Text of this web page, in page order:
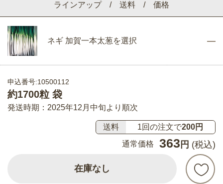
ラインアップ / 送料 / 価格
ネギ 加賀一本太葱を選択
申込番号:10500112
約1700粒 袋
発送時期：2025年12月中旬より順次
送料 1回の注文で200円
通常価格
363 円 (税込)
在庫なし